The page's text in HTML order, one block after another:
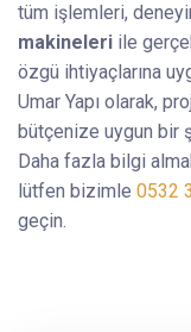
tüm işlemleri,
makineleri ile
özgü ihtiyaçlarına
Umar Yapı olarak,
bütçenize uygun bir
Daha fazla bilgi
lütfen bizimle 0532
geçin.